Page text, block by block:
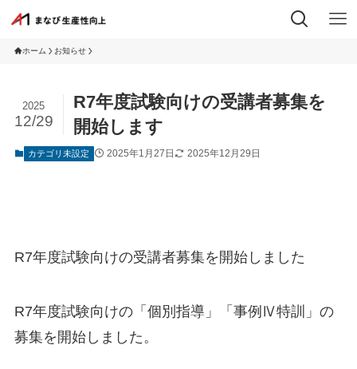
ホーム お知らせ
R7年度試験向けの受講者募集を
開始します
2025
12/29
カテゴリ未設定 2025年1月27日 2025年12月29日
R7年度試験向けの受講者募集を開始しました
R7年度試験向けの「個別指導」「事例Ⅳ特訓」の
募集を開始しました。